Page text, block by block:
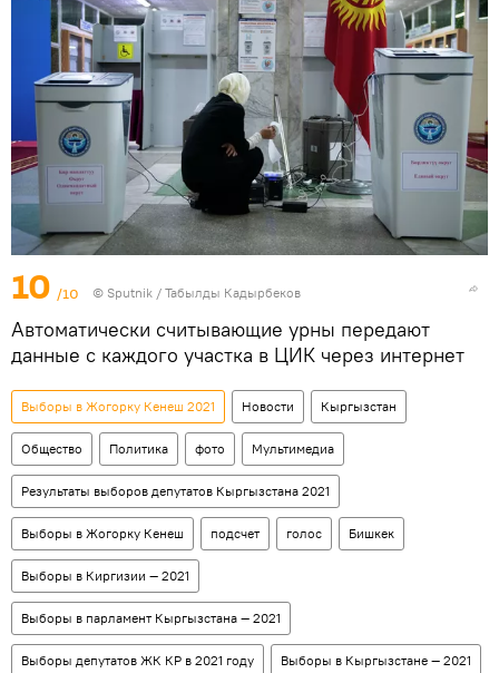
10 /10 © Sputnik / Табылды Кадырбеков
Автоматически считывающие урны передают
данные с каждого участка в ЦИК через интернет
Выборы в Жогорку Кенеш 2021 Новости Кыргызстан
Общество Политика фото Мультимедиа
Результаты выборов депутатов Кыргызстана 2021
Выборы в Жогорку Кенеш подсчет голос Бишкек
Выборы в Киргизии — 2021
Выборы в парламент Кыргызстана — 2021
Выборы депутатов ЖК КР в 2021 году Выборы в Кыргызстане — 2021